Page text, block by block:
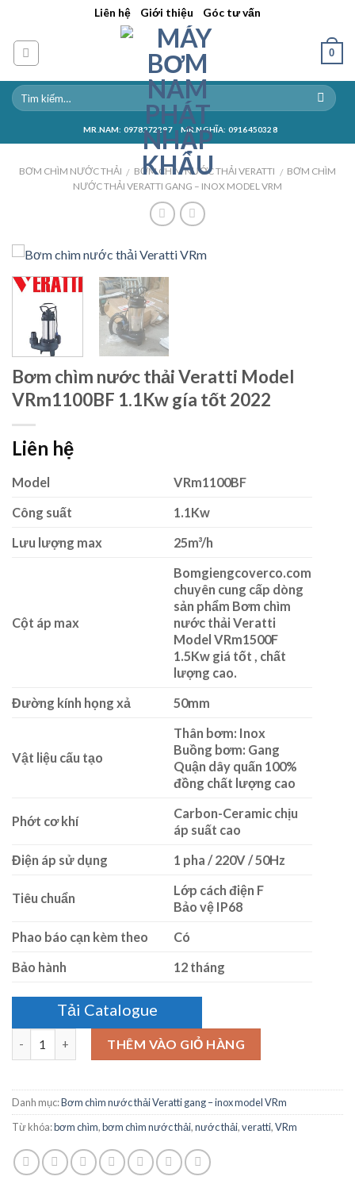
content
Liên hệ Giới thiệu Góc tư vấn
0
MR.NAM: 0978272297 MR.NGHĨA: 0916450328
BƠM CHÌM NƯỚC THẢI / BƠM CHÌM NƯỚC THẢI VERATTI / BƠM CHÌM
NƯỚC THẢI VERATTI GANG – INOX MODEL VRM
Bơm chìm nước thải Veratti Model
VRm1100BF 1.1Kw gía tốt 2022
Liên hệ
Model
VRm1100BF
Công suất
1.1Kw
Lưu lượng max
25m³/h
Cột áp max
Bomgiengcoverco.com
chuyên cung cấp dòng
sản phẩm Bơm chìm
nước thải Veratti
Model VRm1500F
1.5Kw giá tốt , chất
lượng cao.
Đường kính họng xả
50mm
Vật liệu cấu tạo
Thân bơm: Inox
Buồng bơm: Gang
Quận dây quấn 100%
đồng chất lượng cao
Phớt cơ khí
Carbon-Ceramic chịu
áp suất cao
Điện áp sử dụng
1 pha / 220V / 50Hz
Tiêu chuẩn
Lớp cách điện F
Bảo vệ IP68
Phao báo cạn kèm theo
Có
Bảo hành
12 tháng
Tải Catalogue
THÊM VÀO GIỎ HÀNG
Danh mục:Bơm chìm nước thải Veratti gang – inox model VRm
Từ khóa:bơm chìm,bơm chìm nước thải,nước thải,veratti,VRm